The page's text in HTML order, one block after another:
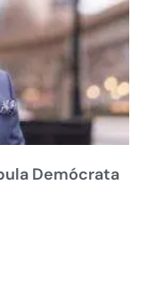
Demócrata